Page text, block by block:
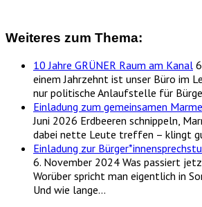
Weiteres zum Thema:
10 Jahre GRÜNER Raum am Kanal
einem Jahrzehnt ist unser Büro im
nur politische Anlaufstelle für
Einladung zum gemeinsamen
Juni 2026 Erdbeeren schnippeln,
dabei nette Leute treffen – klingt
Einladung zur
6. November 2024 Was passiert
Worüber spricht man eigentlich in
Und wie lange…